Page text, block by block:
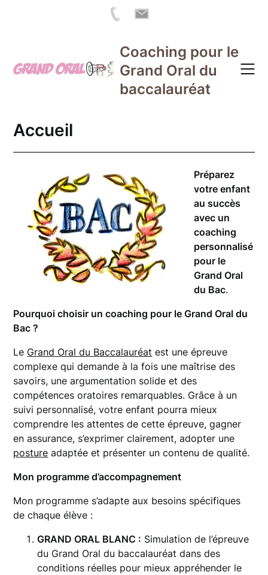
content
Coaching pour le
Grand Oral du
baccalauréat
Accueil
Préparez
votre enfant
au succès
avec un
coaching
personnalisé
pour le
Grand Oral
du Bac.
Pourquoi choisir un coaching pour le Grand Oral du
Bac ?
Le Grand Oral du Baccalauréat est une épreuve
complexe qui demande à la fois une maîtrise des
savoirs, une argumentation solide et des
compétences oratoires remarquables. Grâce à un
suivi personnalisé, votre enfant pourra mieux
comprendre les attentes de cette épreuve, gagner
en assurance, s’exprimer clairement, adopter une
posture adaptée et présenter un contenu de qualité.
Mon programme d’accompagnement
Mon programme s’adapte aux besoins spécifiques
de chaque élève :
GRAND ORAL BLANC : Simulation de l’épreuve
du Grand Oral du baccalauréat dans des
conditions réelles pour mieux appréhender le